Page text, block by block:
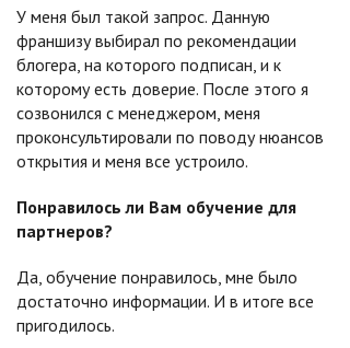
У меня был такой запрос. Данную
франшизу выбирал по рекомендации
блогера, на которого подписан, и к
которому есть доверие. После этого я
созвонился с менеджером, меня
проконсультировали по поводу нюансов
открытия и меня все устроило.
Понравилось ли Вам обучение для
партнеров?
Да, обучение понравилось, мне было
достаточно информации. И в итоге все
пригодилось.